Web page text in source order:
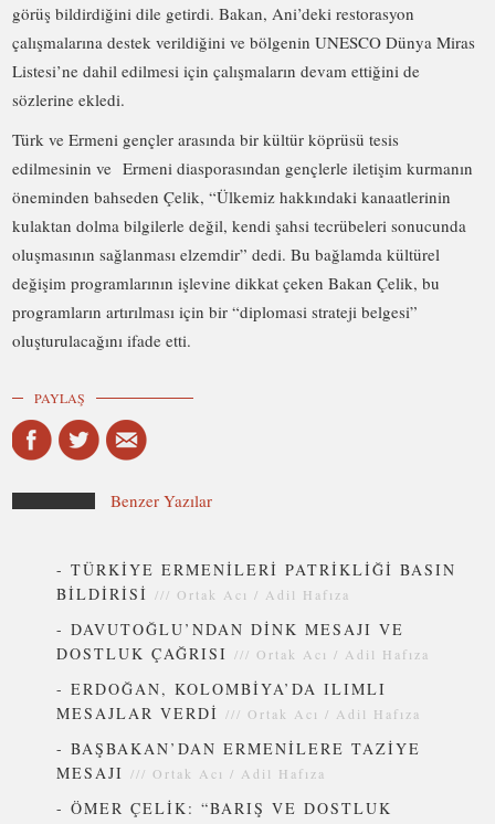
görüş bildirdiğini dile getirdi. Bakan, Ani’deki restorasyon
çalışmalarına destek verildiğini ve bölgenin UNESCO Dünya Miras
Listesi’ne dahil edilmesi için çalışmaların devam ettiğini de
sözlerine ekledi.
Türk ve Ermeni gençler arasında bir kültür köprüsü tesis
edilmesinin ve Ermeni diasporasından gençlerle iletişim kurmanın
öneminden bahseden Çelik, “Ülkemiz hakkındaki kanaatlerinin
kulaktan dolma bilgilerle değil, kendi şahsi tecrübeleri sonucunda
oluşmasının sağlanması elzemdir” dedi. Bu bağlamda kültürel
değişim programlarının işlevine dikkat çeken Bakan Çelik, bu
programların artırılması için bir “diplomasi strateji belgesi”
oluşturulacağını ifade etti.
PAYLAŞ
Benzer Yazılar
-TÜRKİYE ERMENİLERİ PATRİKLİĞİ BASIN
BİLDİRİSİ ///Ortak Acı / Adil Hafıza
-DAVUTOĞLU’NDAN DİNK MESAJI VE
DOSTLUK ÇAĞRISI ///Ortak Acı / Adil Hafıza
-ERDOĞAN, KOLOMBİYA’DA ILIMLI
MESAJLAR VERDİ ///Ortak Acı / Adil Hafıza
-BAŞBAKAN’DAN ERMENİLERE TAZİYE
MESAJI ///Ortak Acı / Adil Hafıza
-ÖMER ÇELİK: “BARIŞ VE DOSTLUK